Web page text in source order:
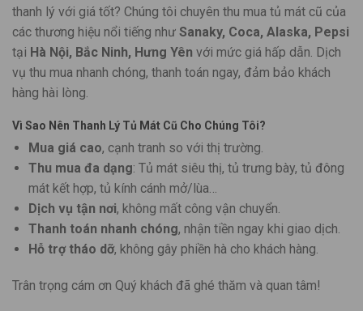
thanh lý với giá tốt? Chúng tôi chuyên thu mua tủ mát cũ của
các thương hiệu nổi tiếng như Sanaky, Coca, Alaska, Pepsi
tại Hà Nội, Bắc Ninh, Hưng Yên với mức giá hấp dẫn. Dịch
vụ thu mua nhanh chóng, thanh toán ngay, đảm bảo khách
hàng hài lòng.
Vì Sao Nên Thanh Lý Tủ Mát Cũ Cho Chúng Tôi?
Mua giá cao, cạnh tranh so với thị trường.
Thu mua đa dạng: Tủ mát siêu thị, tủ trưng bày, tủ đông
mát kết hợp, tủ kính cánh mở/lùa…
Dịch vụ tận nơi, không mất công vận chuyển.
Thanh toán nhanh chóng, nhận tiền ngay khi giao dịch.
Hỗ trợ tháo dỡ, không gây phiền hà cho khách hàng.
Trân trọng cám ơn Quý khách đã ghé thăm và quan tâm!